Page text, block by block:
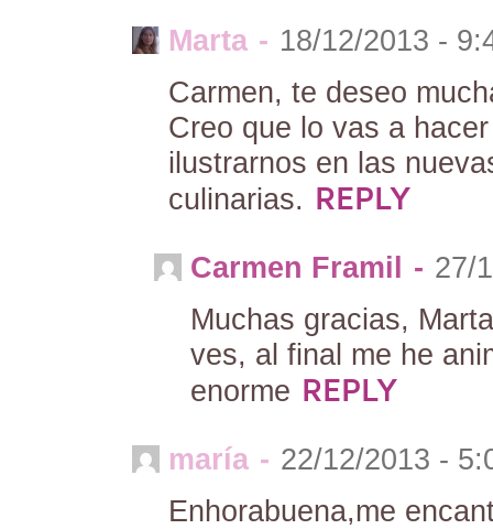
Marta - 18/12/2013 -
Carmen, te deseo
Creo que lo vas a
ilustrarnos en las
culinarias. REPLY
Carmen Framil - 27/
Muchas gracias,
ves, al final me he
enorme REPLY
maría - 22/12/2013 -
Enhorabuena,me